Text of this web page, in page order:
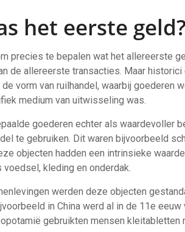
het eerste geld?
precies te bepalen wat het allereerste
de allereerste transacties. Maar
vorm van ruilhandel, waarbij goederen
medium van uitwisseling was.
goederen echter als waardevoller
te gebruiken. Dit waren bijvoorbeeld
objecten hadden een intrinsieke
kleding en onderdak.
werden deze objecten
in China werd al in de 11e eeuw
gebruikten mensen